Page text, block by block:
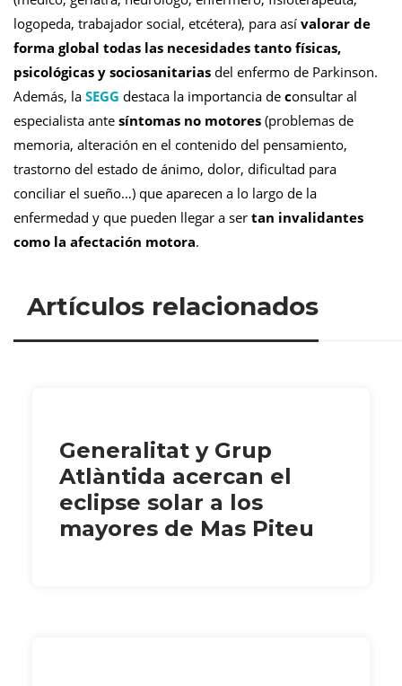
logopeda, trabajador social, etcétera), para así valorar de
forma global todas las necesidades tanto físicas,
psicológicas y sociosanitarias del enfermo de Parkinson.
Además, la SEGG destaca la importancia de consultar al
especialista ante síntomas no motores (problemas de
memoria, alteración en el contenido del pensamiento,
trastorno del estado de ánimo, dolor, dificultad para
conciliar el sueño…) que aparecen a lo largo de la
enfermedad y que pueden llegar a ser tan invalidantes
como la afectación motora.
Artículos relacionados
Generalitat y Grup
Atlàntida acercan el
eclipse solar a los
mayores de Mas Piteu